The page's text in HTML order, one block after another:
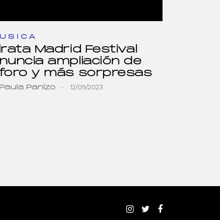
Madrid Festival
ampliación de
y más sorpresas
Panizo 12/09/2023